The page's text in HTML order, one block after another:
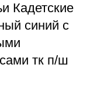
Кадетские
синий с
тк п/ш